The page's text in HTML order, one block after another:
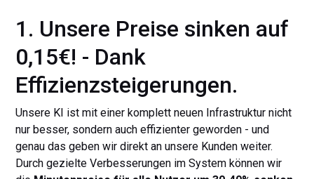
1. Unsere Preise sinken auf
0,15€! - Dank
Effizienzsteigerungen.
Unsere KI ist mit einer komplett neuen Infrastruktur nicht
nur besser, sondern auch effizienter geworden - und
genau das geben wir direkt an unsere Kunden weiter.
Durch gezielte Verbesserungen im System können wir